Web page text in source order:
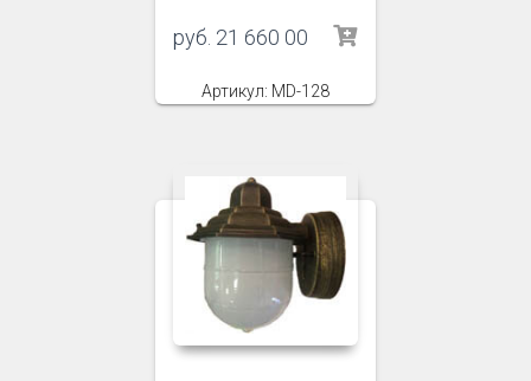
руб. 21 660 00
Артикул: MD-128